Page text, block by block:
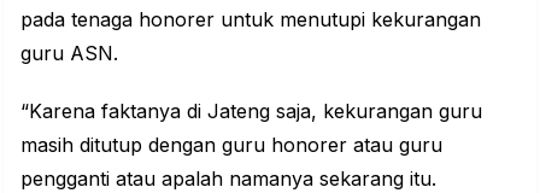
pada tenaga honorer untuk menutupi kekurangan
guru ASN.
“Karena faktanya di Jateng saja, kekurangan guru
masih ditutup dengan guru honorer atau guru
pengganti atau apalah namanya sekarang itu.